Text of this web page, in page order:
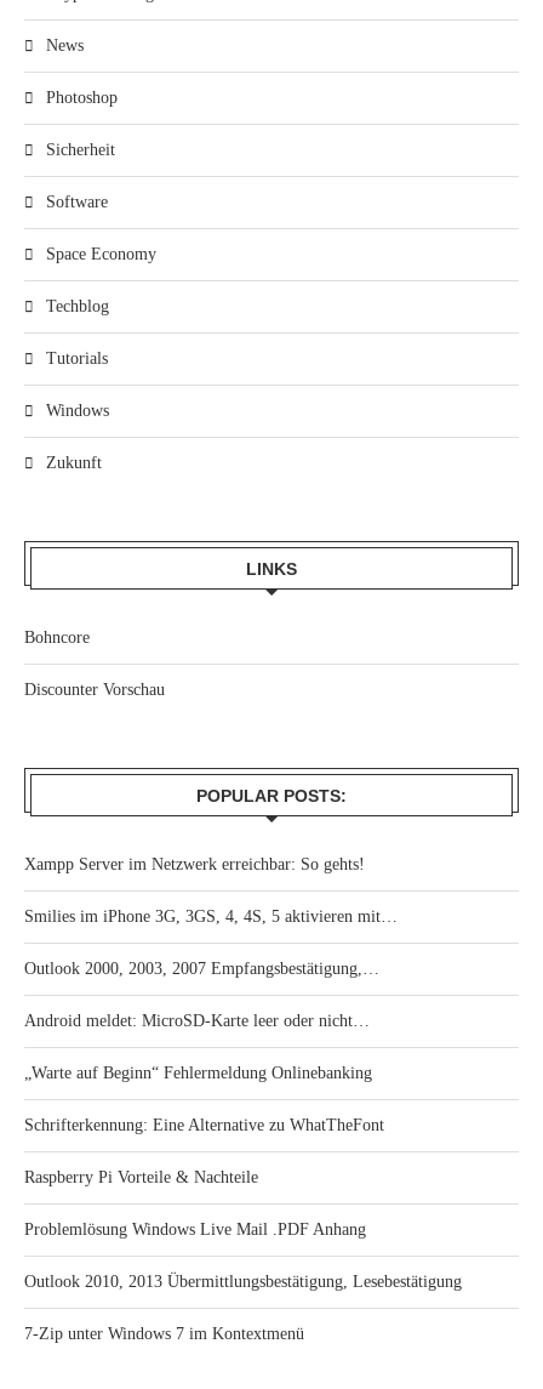
News
Photoshop
Sicherheit
Software
Space Economy
Techblog
Tutorials
Windows
Zukunft
LINKS
Bohncore
Discounter Vorschau
POPULAR POSTS:
Xampp Server im Netzwerk erreichbar: So gehts!
Smilies im iPhone 3G, 3GS, 4, 4S, 5 aktivieren mit…
Outlook 2000, 2003, 2007 Empfangsbestätigung,…
Android meldet: MicroSD-Karte leer oder nicht…
„Warte auf Beginn“ Fehlermeldung Onlinebanking
Schrifterkennung: Eine Alternative zu WhatTheFont
Raspberry Pi Vorteile & Nachteile
Problemlösung Windows Live Mail .PDF Anhang
Outlook 2010, 2013 Übermittlungsbestätigung, Lesebestätigung
7-Zip unter Windows 7 im Kontextmenü